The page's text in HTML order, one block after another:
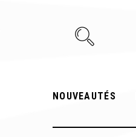
NOUVEAUTÉS